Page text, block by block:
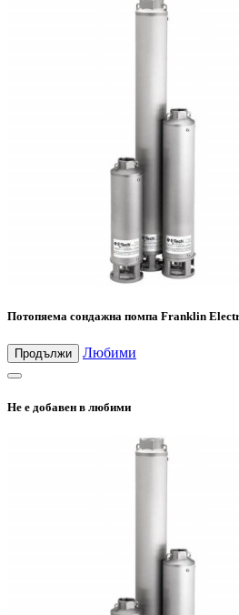
Потопяема сондажна помпа Franklin
Продължи Любими
Не е добавен в любими